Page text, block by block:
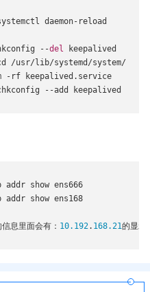
daemon- reload
--del keepalived
/usr/ lib/systemd /system/
- rf keepalived . service
--add keepalived
addr show ens666
addr show ens168
息里面会有： 10.192. 168.21的显示